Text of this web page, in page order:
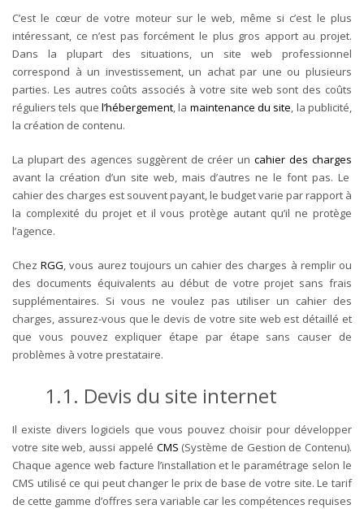
C’est le cœur de votre moteur sur le web, même si c’est le plus
intéressant, ce n’est pas forcément le plus gros apport au projet.
Dans la plupart des situations, un site web professionnel
correspond à un investissement, un achat par une ou plusieurs
parties. Les autres coûts associés à votre site web sont des coûts
réguliers tels que l’hébergement, la maintenance du site, la publicité,
la création de contenu.
La plupart des agences suggèrent de créer uncahier des charges
avant la création d’un site web, mais d’autres ne le font pas. Le
cahier des charges est souvent payant, le budget varie par rapport à
la complexité du projet et il vous protège autant qu’il ne protège
l’agence.
ChezRGG, vous aurez toujours un cahier des charges à remplir ou
des documents équivalents au début de votre projet sans frais
supplémentaires. Si vous ne voulez pas utiliser un cahier des
charges, assurez-vous que le devis de votre site web est détaillé et
que vous pouvez expliquer étape par étape sans causer de
problèmes à votre prestataire.
1.1. Devis du site internet
Il existe divers logiciels que vous pouvez choisir pour développer
votre site web, aussi appelé CMS (Système de Gestion de Contenu).
Chaque agence web facture l’installation et le paramétrage selon le
CMS utilisé ce qui peut changer le prix de base de votre site. Le tarif
de cette gamme d’offres sera variable car les compétences requises